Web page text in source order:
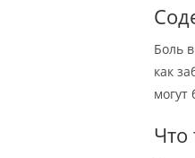
Боль
как
Что